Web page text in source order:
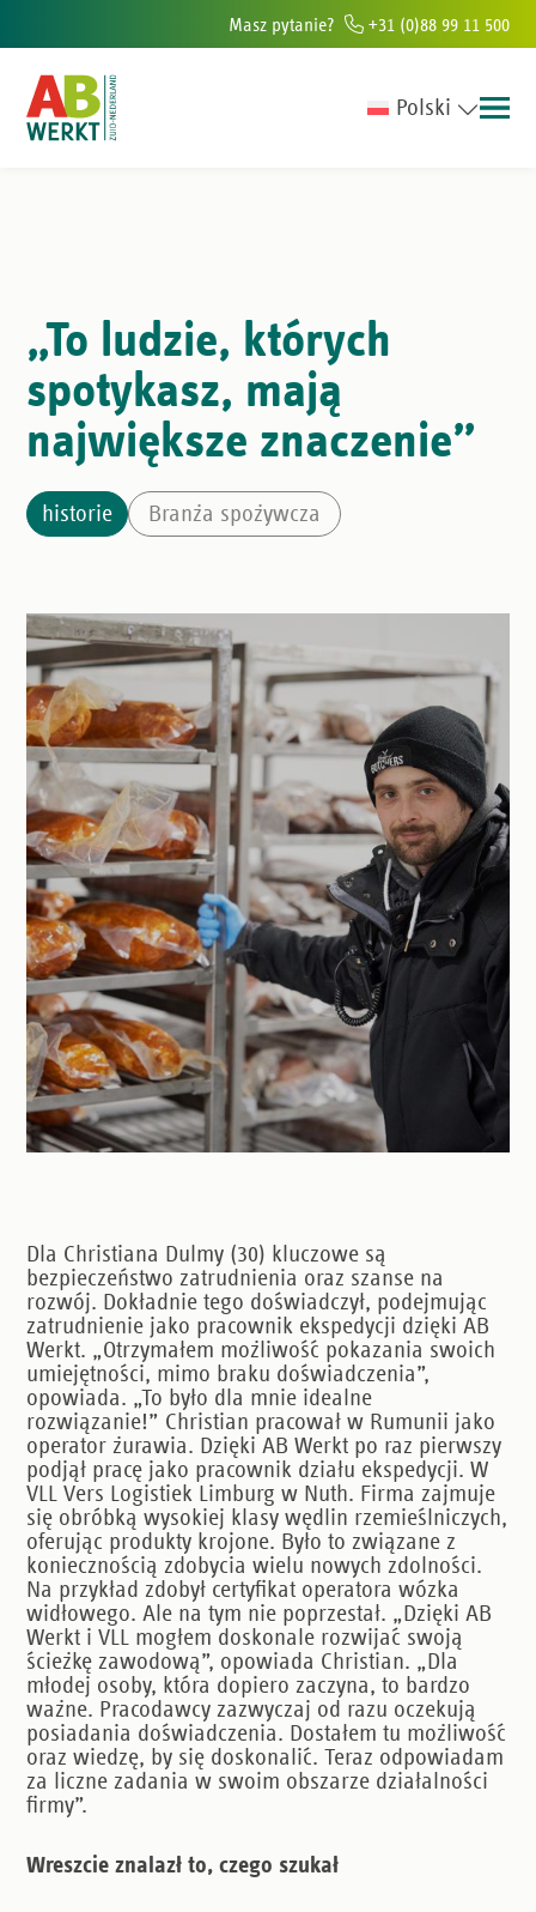
południowej Holandii
Masz pytanie? +31 (0)88 99 11 500
Polski
„To ludzie, których
spotykasz, mają
największe znaczenie”
historie Branża spożywcza
Dla Christiana Dulmy (30) kluczowe są
bezpieczeństwo zatrudnienia oraz szanse na
rozwój. Dokładnie tego doświadczył, podejmując
zatrudnienie jako pracownik ekspedycji dzięki AB
Werkt. „Otrzymałem możliwość pokazania swoich
umiejętności, mimo braku doświadczenia”,
opowiada. „To było dla mnie idealne
rozwiązanie!” Christian pracował w Rumunii jako
operator żurawia. Dzięki AB Werkt po raz pierwszy
podjął pracę jako pracownik działu ekspedycji. W
VLL Vers Logistiek Limburg w Nuth. Firma zajmuje
się obróbką wysokiej klasy wędlin rzemieślniczych,
oferując produkty krojone. Było to związane z
koniecznością zdobycia wielu nowych zdolności.
Na przykład zdobył certyfikat operatora wózka
widłowego. Ale na tym nie poprzestał. „Dzięki AB
Werkt i VLL mogłem doskonale rozwijać swoją
ścieżkę zawodową”, opowiada Christian. „Dla
młodej osoby, która dopiero zaczyna, to bardzo
ważne. Pracodawcy zazwyczaj od razu oczekują
posiadania doświadczenia. Dostałem tu możliwość
oraz wiedzę, by się doskonalić. Teraz odpowiadam
za liczne zadania w swoim obszarze działalności
firmy”.
Wreszcie znalazł to, czego szukał